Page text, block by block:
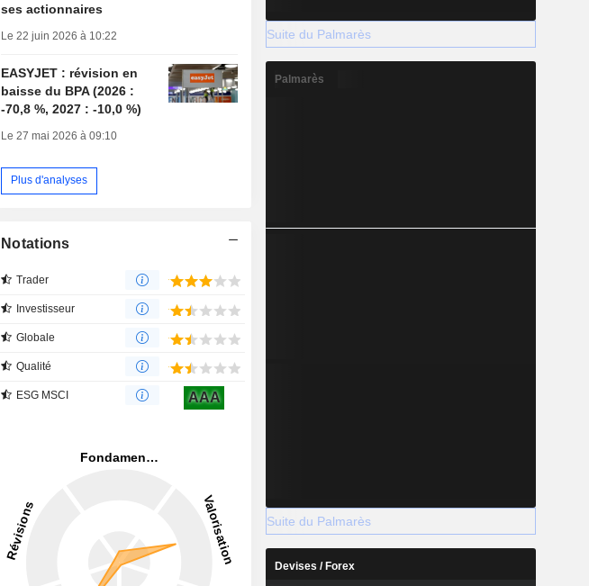
ses actionnaires
Le 22 juin 2026 à 10:22
EASYJET : révision en
baisse du BPA (2026 :
-70,8 %, 2027 : -10,0 %)
Le 27 mai 2026 à 09:10
Plus d'analyses
Notations
Trader
Investisseur
Globale
Qualité
ESG MSCI AAA
Suite du Palmarès
Palmarès
Suite du Palmarès
Devises / Forex